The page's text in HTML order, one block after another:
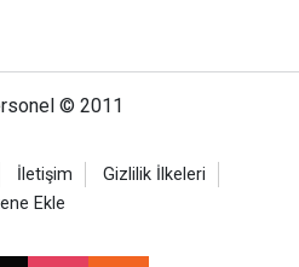
© 2011
İletişim
Gizlilik İlkeleri
Ekle